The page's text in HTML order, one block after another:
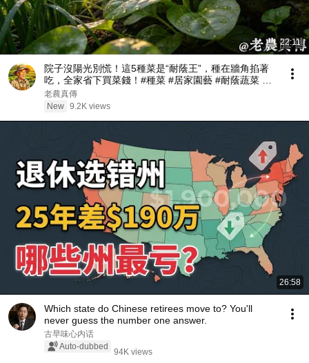
22:11
院子沒陽光別慌！這5種菜是“耐蔭王”，種在牆角掐著
吃，全家省下買菜錢！#種菜 #居家園藝 #耐蔭蔬菜 #
懶人種菜 #後院菜園 #有機蔬菜 #種地技巧 #老農經驗
#韭菜種植 #陽臺種菜
老農真傳
New 9.2K views
26:58
Which state do Chinese retirees move to? You'll
never guess the number one answer.
古早味心内话
Auto-dubbed
94K views